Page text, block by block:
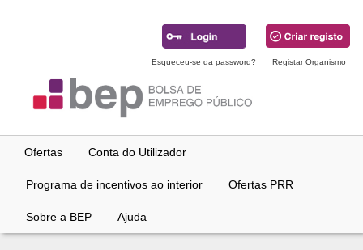
Esqueceu-se da password? Registar Organismo
Ofertas Conta do Utilizador
Programa de incentivos ao interior Ofertas PRR
Sobre a BEP Ajuda